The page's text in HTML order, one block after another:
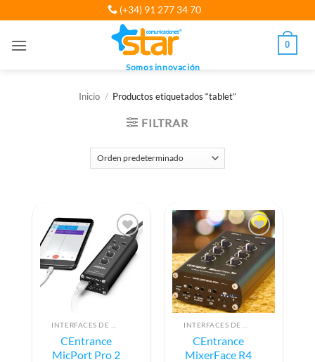
al
(+34) 91 277 34 70
Somos innovación
0
Inicio / Productos etiquetados “tablet”
FILTRAR
CEntrance
MicPort Pro 2
CEntrance
MixerFace R4